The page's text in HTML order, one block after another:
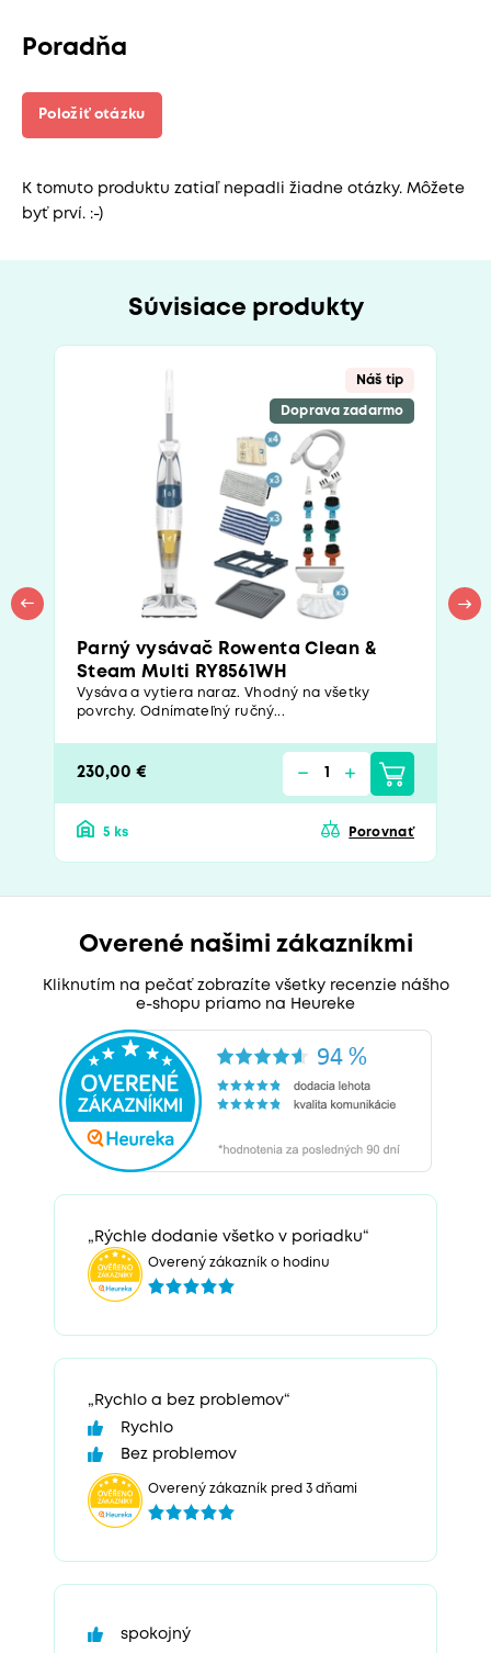
Poradňa
Položiť otázku
K tomuto produktu zatiaľ nepadli žiadne otázky. Môžete
byť prví. :-)
Súvisiace produkty
Náš tip
Doprava zadarmo
Parný vysávač Rowenta Clean &
Steam Multi RY8561WH
Vysáva a vytiera naraz. Vhodný na všetky
povrchy. Odnímateľný ručný...
230,00 €
5 ks Porovnať
Overené našimi zákazníkmi
Kliknutím na pečať zobrazíte všetky recenzie nášho
e-shopu priamo na Heureke
„Rýchle dodanie všetko v poriadku“
Overený zákazník o hodinu
„Rychlo a bez problemov“
Rychlo
Bez problemov
Overený zákazník pred 3 dňami
spokojný